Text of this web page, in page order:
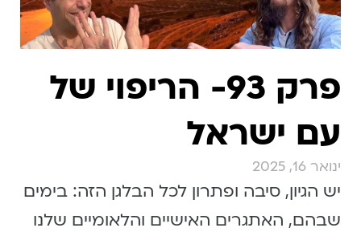
פרק 93- הריפוי של
עם ישראל
ינואר 16, 2025
יש הגיון, סיבה ופתרון לכל הבלגן הזה: בימים
שבהם, האתגרים האישיים והלאומיים שלנו